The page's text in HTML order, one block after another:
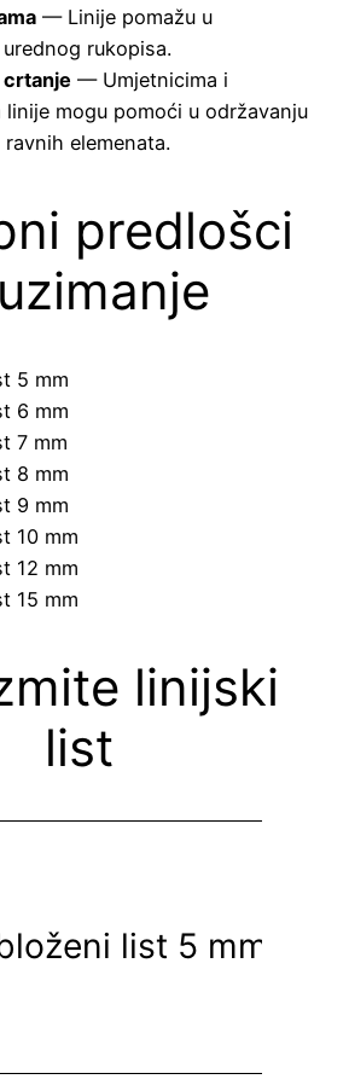
— Linije pomažu u
rukopisa.
crtanje — Umjetnicima i
linije mogu pomoći u održavanju
elemenata.
predlošci
5 mm
6 mm
7 mm
8 mm
9 mm
10 mm
12 mm
15 mm
linijski
list
list 5 mm